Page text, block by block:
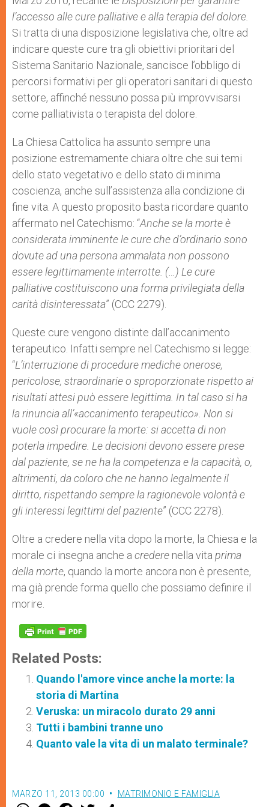
l’accesso alle cure palliative e alla terapia del dolore.
Si tratta di una disposizione legislativa che, oltre ad
indicare queste cure tra gli obiettivi prioritari del
Sistema Sanitario Nazionale, sancisce l’obbligo di
percorsi formativi per gli operatori sanitari di questo
settore, affinché nessuno possa più improvvisarsi
come palliativista o terapista del dolore.
La Chiesa Cattolica ha assunto sempre una
posizione estremamente chiara oltre che sui temi
dello stato vegetativo e dello stato di minima
coscienza, anche sull’assistenza alla condizione di
fine vita. A questo proposito basta ricordare quanto
affermato nel Catechismo: “Anche se la morte è
considerata imminente le cure che d’ordinario sono
dovute ad una persona ammalata non possono
essere legittimamente interrotte. (…) Le cure
palliative costituiscono una forma privilegiata della
carità disinteressata” (CCC 2279).
Queste cure vengono distinte dall’accanimento
terapeutico. Infatti sempre nel Catechismo si legge:
“L’interruzione di procedure mediche onerose,
pericolose, straordinarie o sproporzionate rispetto ai
risultati attesi può essere legittima. In tal caso si ha
la rinuncia all’«accanimento terapeutico». Non si
vuole così procurare la morte: si accetta di non
poterla impedire. Le decisioni devono essere prese
dal paziente, se ne ha la competenza e la capacità, o,
altrimenti, da coloro che ne hanno legalmente il
diritto, rispettando sempre la ragionevole volontà e
gli interessi legittimi del paziente” (CCC 2278).
Oltre a credere nella vita dopo la morte, la Chiesa e la
morale ci insegna anche a credere nella vita prima
della morte, quando la morte ancora non è presente,
ma già prende forma quello che possiamo definire il
morire.
Related Posts:
Quando l'amore vince anche la morte: la
storia di Martina
Veruska: un miracolo durato 29 anni
Tutti i bambini tranne uno
Quanto vale la vita di un malato terminale?
MARZO 11, 2013 00:00 MATRIMONIO E FAMIGLIA